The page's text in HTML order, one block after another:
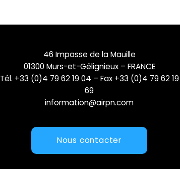
46 Impasse de la Mauille
01300 Murs-et-Gélignieux – FRANCE
Tél. +33 (0)4 79 62 19 04 – Fax +33 (0)4 79 62 19
69
information@airpn.com
Nous contacter